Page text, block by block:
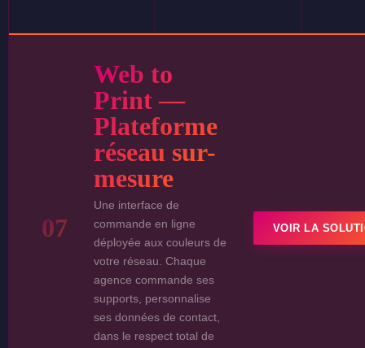
07
Web to
Print —
Plateforme
réseau sur-
mesure
Une interface de
commande en ligne
déployée aux couleurs de
votre réseau. Chaque
agence commande ses
supports, personnalise
ses données de contact,
dans le respect total de
VOIR LA